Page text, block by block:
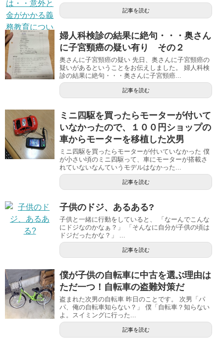
記事を読む
婦人科検診の結果に絶句・・・奥さん
に子宮頸癌の疑い有り その２
奥さんに子宮頸癌の疑い 先日、奥さんに子宮頸癌の
疑いがあるということをお伝えしました。 婦人科検
診の結果に絶句・・・奥さんに子宮頸癌...
記事を読む
ミニ四駆を買ったらモーターが付いて
いなかったので、１００円ショップの
車からモーターを移植した次男
ミニ四駆を買ったらモーターが付いていなかった 僕
が小さい頃のミニ四駆って、車にモーターが搭載さ
れていないなんていうモデルはなかった...
記事を読む
子供のドジ、あるある?
子供と一緒に行動をしていると、 「なーんでこんな
にドジなのかなぁ？」 「そんなに自分が子供の頃は
ドジだったかな？」 ...
記事を読む
僕が子供の自転車に中古を選ぶ理由は
ただ一つ！自転車の盗難対策だ
盗まれた次男の自転車 昨日のことです。 次男「パ
パ、俺の自転車知らない？」 僕「自転車？知らない
よ。スイミングに行った...
記事を読む